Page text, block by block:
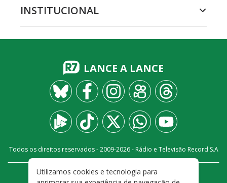
INSTITUCIONAL
LANCE A LANCE
Todos os direitos reservados - 2009-2026- Rádio e Televisão Record S.A
FALE CONOSCO PRIVACIDADE
Utilizamos cookies e tecnologia para